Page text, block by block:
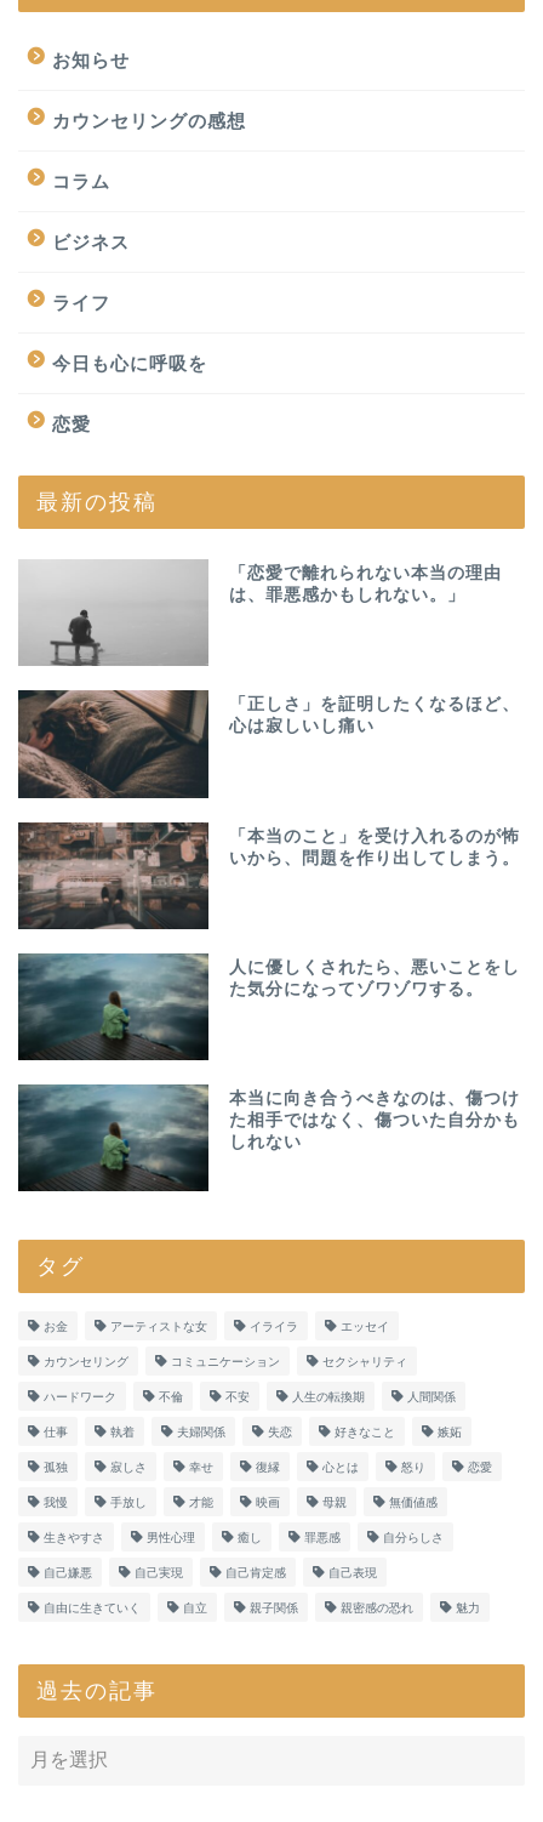
お知らせ
カウンセリングの感想
コラム
ビジネス
ライフ
今日も心に呼吸を
恋愛
最新の投稿
「恋愛で離れられない本当の理由
は、罪悪感かもしれない。」
「正しさ」を証明したくなるほど、
心は寂しいし痛い
「本当のこと」を受け入れるのが怖
いから、問題を作り出してしまう。
人に優しくされたら、悪いことをし
た気分になってゾワゾワする。
本当に向き合うべきなのは、傷つけ
た相手ではなく、傷ついた自分かも
しれない
タグ
お金 アーティストな女 イライラ エッセイ
カウンセリング コミュニケーション セクシャリティ
ハードワーク 不倫 不安 人生の転換期 人間関係
仕事 執着 夫婦関係 失恋 好きなこと 嫉妬
孤独 寂しさ 幸せ 復縁 心とは 怒り 恋愛
我慢 手放し 才能 映画 母親 無価値感
生きやすさ 男性心理 癒し 罪悪感 自分らしさ
自己嫌悪 自己実現 自己肯定感 自己表現
自由に生きていく 自立 親子関係 親密感の恐れ 魅力
過去の記事